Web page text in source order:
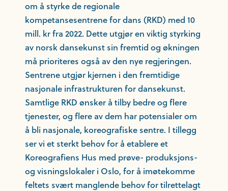
om å styrke de regionale
kompetansesentrene for dans (RKD) med 10
mill. kr fra 2022. Dette utgjør en viktig styrking
av norsk dansekunst sin fremtid og økningen
må prioriteres også av den nye regjeringen.
Sentrene utgjør kjernen i den fremtidige
nasjonale infrastrukturen for dansekunst.
Samtlige RKD ønsker å tilby bedre og flere
tjenester, og flere av dem har potensialer om
å bli nasjonale, koreografiske sentre. I tillegg
ser vi et sterkt behov for å etablere et
Koreografiens Hus med prøve- produksjons-
og visningslokaler i Oslo, for å imøtekomme
feltets svært manglende behov for tilrettelagt